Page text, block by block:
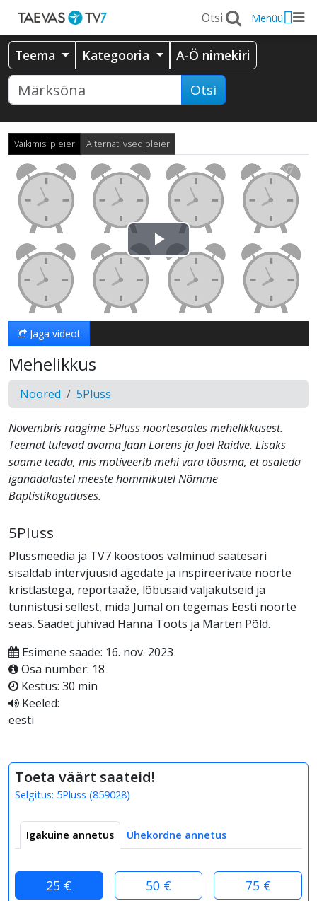
Menüü
Teema Kategooria A-Ö nimekiri
Otsi
Vaikimisi pleier Alternatiivsed pleier
Esita
video
Jaga videot
Mehelikkus
Noored 5Pluss
Novembris räägime 5Pluss noortesaates mehelikkusest.
Teemat tulevad avama Jaan Lorens ja Joel Raidve. Lisaks
saame teada, mis motiveerib mehi vara tõusma, et osaleda
iganädalastel meeste hommikutel Nõmme
Baptistikoguduses.
5Pluss
Plussmeedia ja TV7 koostöös valminud saatesari
sisaldab intervjuusid ägedate ja inspireerivate noorte
kristlastega, reportaaže, lõbusaid väljakutseid ja
tunnistusi sellest, mida Jumal on tegemas Eesti noorte
seas. Saadet juhivad Hanna Toots ja Marten Põld.
Esimene saade: 16. nov. 2023
Osa number: 18
Kestus: 30 min
Keeled:
eesti
Toeta väärt saateid!
Selgitus: 5Pluss (859028)
Igakuine annetus Ühekordne annetus
25 € 50 € 75 €